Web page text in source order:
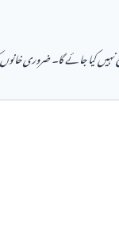
کیا جائے گا۔ضروری